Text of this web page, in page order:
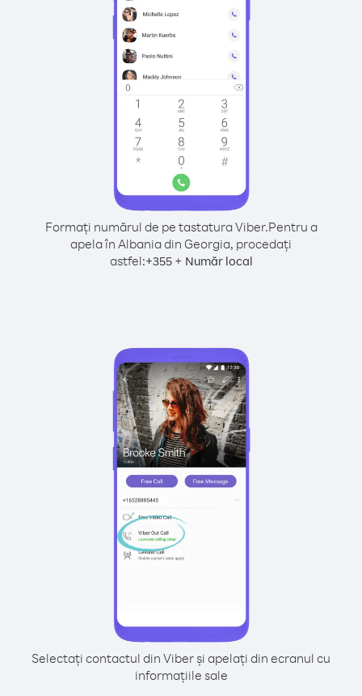
Formați numărul de pe tastatura Viber.Pentru a
apela în Albania din Georgia, procedați
astfel:+355+ Număr local
Selectați contactul din Viber și apelați din ecranul cu
informațiile sale